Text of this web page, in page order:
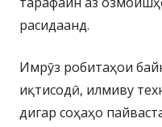
расидаанд.
Имрӯз робитаҳои
иқтисодӣ, илмиву
дигар соҳаҳо